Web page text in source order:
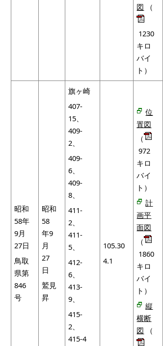
図 （
1230
キロ
バイ
ト）
昭和
58年
9月
27日
鳥取
県第
846
号
昭和
58
年9
月
27
日
鷲見
昇
旗ヶ崎
407-
15、
409-
2、
409-
6、
409-
8、
411-
2、
411-
5、
412-
6、
413-
9、
415-
2、
415-4
105.30
4.1
位
置図
（
972
キロ
バイ
ト）
計
画平
面図
（
1860
キロ
バイ
ト）
縦
横断
図 （